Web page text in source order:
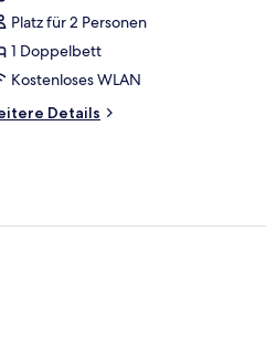
Platz für 2 Personen
1 Doppelbett
Kostenloses WLAN
Details